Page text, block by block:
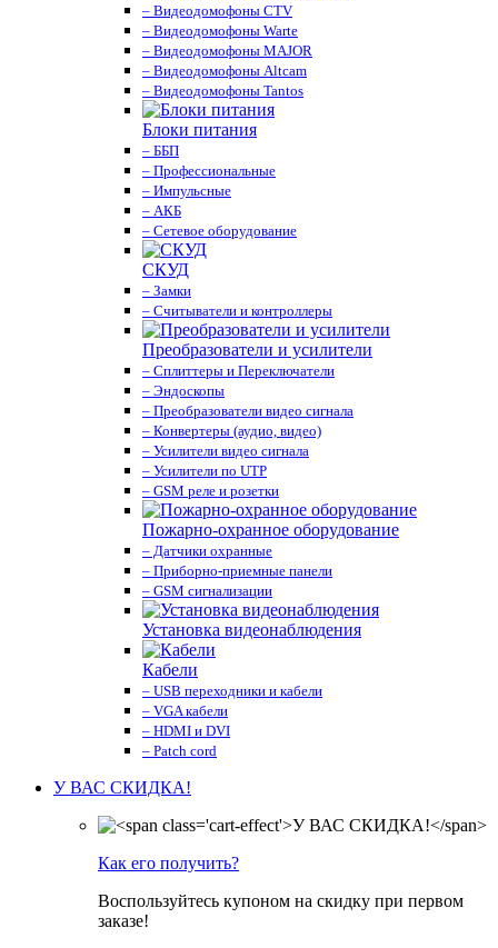
– Видеодомофоны CTV
– Видеодомофоны Warte
– Видеодомофоны MAJOR
– Видеодомофоны Altcam
– Видеодомофоны Tantos
Блоки питания
– ББП
– Профессиональные
– Импульсные
– АКБ
– Сетевое оборудование
СКУД
– Замки
– Считыватели и контроллеры
Преобразователи и усилители
– Сплиттеры и Переключатели
– Эндоскопы
– Преобразователи видео сигнала
– Конвертеры (аудио, видео)
– Усилители видео сигнала
– Усилители по UTP
– GSM реле и розетки
Пожарно-охранное оборудование
– Датчики охранные
– Приборно-приемные панели
– GSM сигнализации
Установка видеонаблюдения
Кабели
– USB переходники и кабели
– VGA кабели
– HDMI и DVI
– Patch cord
У ВАС СКИДКА!
Как его получить?
Воспользуйтесь купоном на скидку при первом
заказе!